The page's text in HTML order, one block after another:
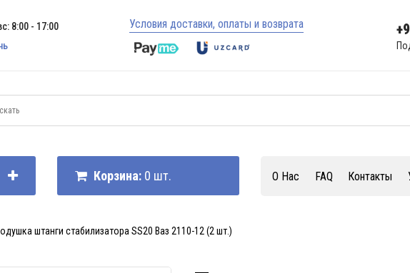
8:00 - 17:00
Условия доставки, оплаты и возврата
Корзина: 0 шт. О Нас FAQ Контакты
штанги стабилизатора SS20 Ваз 2110-12 (2 шт.)